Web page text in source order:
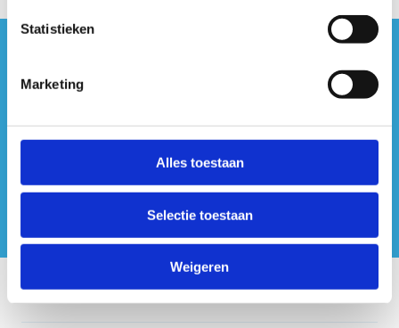
Statistieken
Marketing
Alles toestaan
Selectie toestaan
Weigeren
#sportersbelevenmeer